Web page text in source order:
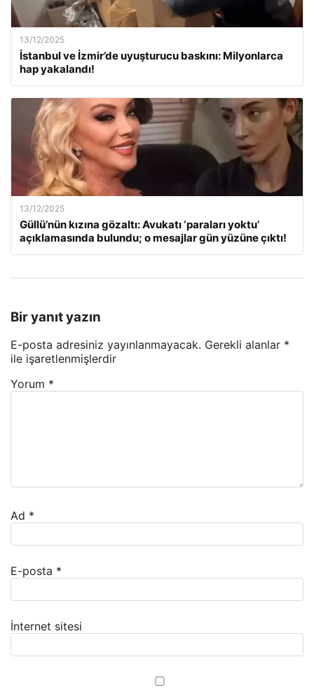
13/12/2025
İstanbul ve İzmir’de uyuşturucu baskını: Milyonlarca
hap yakalandı!
13/12/2025
Güllü’nün kızına gözaltı: Avukatı ‘paraları yoktu’
açıklamasında bulundu; o mesajlar gün yüzüne çıktı!
Bir yanıt yazın
E-posta adresiniz yayınlanmayacak. Gerekli alanlar *
ile işaretlenmişlerdir
Yorum *
Ad *
E-posta *
İnternet sitesi